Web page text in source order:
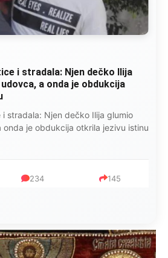
i stradala: Njen dečko Ilija
a onda je obdukcija
i stradala: Njen dečko Ilija glumio
je obdukcija otkrila jezivu istinu
234 145